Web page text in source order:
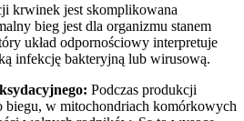
krwinek jest skomplikowana
bieg jest dla organizmu stanem
układ odpornościowy interpretuje
infekcję bakteryjną lub wirusową.
Podczas produkcji
biegu, w mitochondriach komórkowych